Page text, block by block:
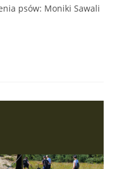
psów: Moniki Sawali